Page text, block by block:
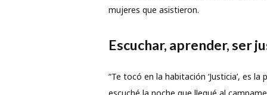
mujeres que asistieron.
Escuchar, aprender, ser
“Te tocó en la habitación ‘Justicia’, es